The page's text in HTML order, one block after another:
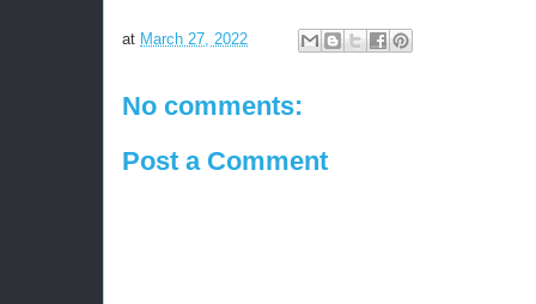
at March 27, 2022
No comments:
Post a Comment